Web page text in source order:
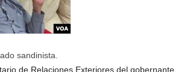
sandinista.
de Relaciones Exteriores del gobernante